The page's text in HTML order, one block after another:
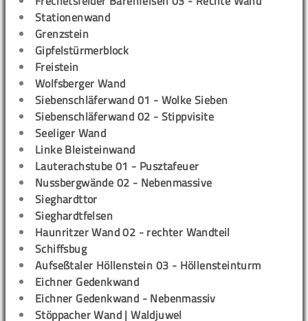
Stationenwand
Grenzstein
Gipfelstürmerblock
Freistein
Wolfsberger Wand
Siebenschläferwand 01 - Wolke Sieben
Siebenschläferwand 02 - Stippvisite
Seeliger Wand
Linke Bleisteinwand
Lauterachstube 01 - Pusztafeuer
Nussbergwände 02 - Nebenmassive
Sieghardttor
Sieghardtfelsen
Haunritzer Wand 02 - rechter Wandteil
Schiffsbug
Aufseßtaler Höllenstein 03 - Höllensteinturm
Eichner Gedenkwand
Eichner Gedenkwand - Nebenmassiv
Stöppacher Wand | Waldjuwel